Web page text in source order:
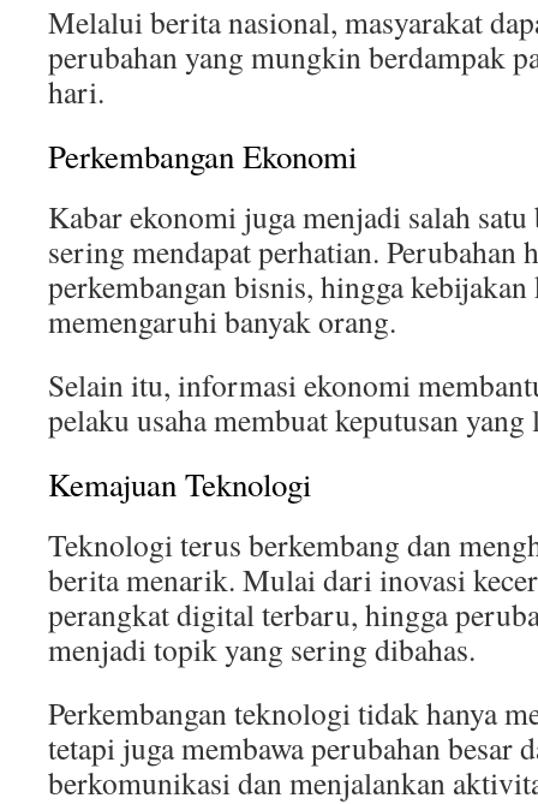
Melalui berita nasional, masyarakat
perubahan yang mungkin berdampak
hari.
Perkembangan Ekonomi
Kabar ekonomi juga menjadi salah
sering mendapat perhatian. Perubahan
perkembangan bisnis, hingga kebijakan
memengaruhi banyak orang.
Selain itu, informasi ekonomi
pelaku usaha membuat keputusan yang
Kemajuan Teknologi
Teknologi terus berkembang dan
berita menarik. Mulai dari inovasi
perangkat digital terbaru, hingga
menjadi topik yang sering dibahas.
Perkembangan teknologi tidak hanya
tetapi juga membawa perubahan besar
berkomunikasi dan menjalankan